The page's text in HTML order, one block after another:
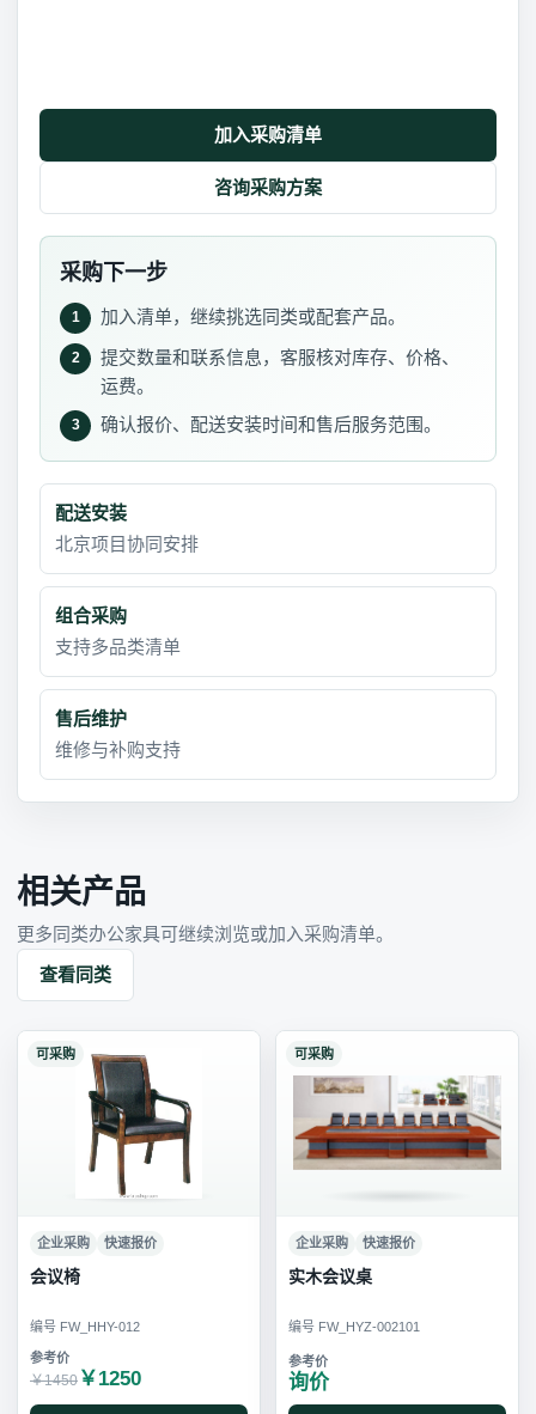
加入采购清单
咨询采购方案
采购下一步
1 加入清单，继续挑选同类或配套产品。
2
提交数量和联系信息，客服核对库存、价格、
运费。
3 确认报价、配送安装时间和售后服务范围。
配送安装
北京项目协同安排
组合采购
支持多品类清单
售后维护
维修与补购支持
相关产品
更多同类办公家具可继续浏览或加入采购清单。
查看同类
可采购
企业采购 快速报价
会议椅
编号 FW_HHY-012
￥1450 ￥1250
可采购
企业采购 快速报价
实木会议桌
编号 FW_HYZ-002101
询价